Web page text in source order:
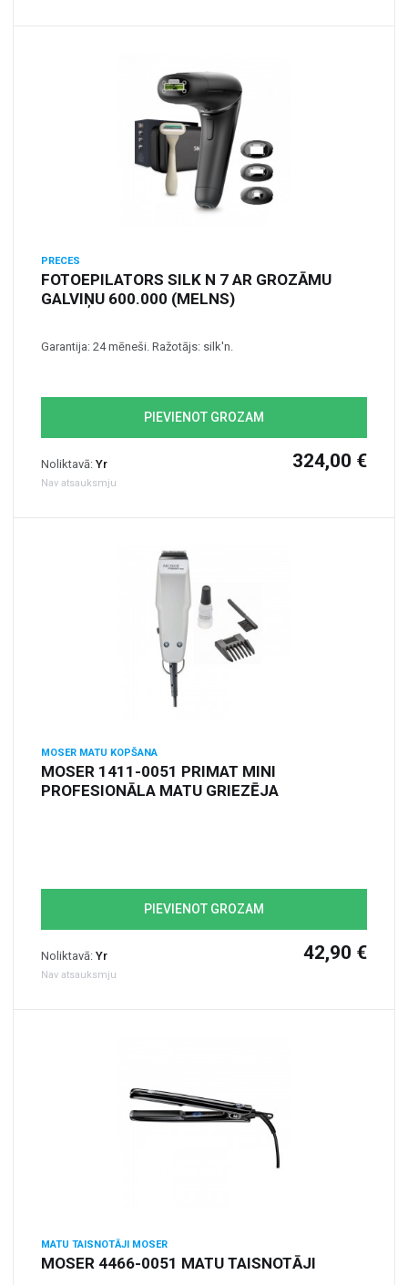
PRECES
FOTOEPILATORS SILK N 7 AR GROZĀMU
GALVIŅU 600.000 (MELNS)
Garantija: 24 mēneši. Ražotājs: silk'n.
PIEVIENOT GROZAM
Noliktavā: Yr
Nav atsauksmju
324,00 €
MOSER MATU KOPŠANA
MOSER 1411-0051 PRIMAT MINI
PROFESIONĀLA MATU GRIEZĒJA
PIEVIENOT GROZAM
Noliktavā: Yr
Nav atsauksmju
42,90 €
MATU TAISNOTĀJI MOSER
MOSER 4466-0051 MATU TAISNOTĀJI